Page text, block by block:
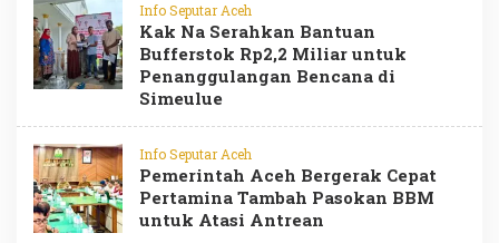
Info Seputar Aceh
Kak Na Serahkan Bantuan
Bufferstok Rp2,2 Miliar untuk
Penanggulangan Bencana di
Simeulue
Info Seputar Aceh
Pemerintah Aceh Bergerak Cepat
Pertamina Tambah Pasokan BBM
untuk Atasi Antrean